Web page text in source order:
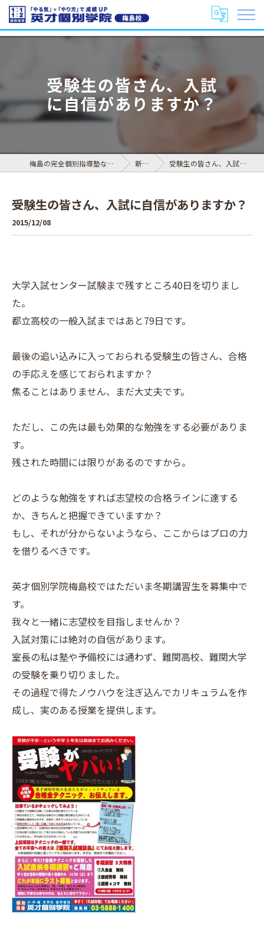
受験生の皆さん、入試
に自信がありますか？
梅島の完全個別指導塾なら英才個別学院 梅島校 新着情報 受験生の皆さん、入試に自信がありますか？
受験生の皆さん、入試に自信がありますか？
2015/12/08
大学入試センター試験まで残すところ40日を切りまし
た。
都立高校の一般入試まではあと79日です。
最後の追い込みに入っておられる受験生の皆さん、合格
の手応えを感じておられますか？
焦ることはありません、まだ大丈夫です。
ただし、この先は最も効果的な勉強をする必要がありま
す。
残された時間には限りがあるのですから。
どのような勉強をすれば志望校の合格ラインに達する
か、きちんと把握できていますか？
もし、それが分からないようなら、ここからはプロの力
を借りるべきです。
英才個別学院梅島校ではただいま冬期講習生を募集中で
す。
我々と一緒に志望校を目指しませんか？
入試対策には絶対の自信があります。
室長の私は塾や予備校には通わず、難関高校、難関大学
の受験を乗り切りました。
その過程で得たノウハウを注ぎ込んでカリキュラムを作
成し、実のある授業を提供します。